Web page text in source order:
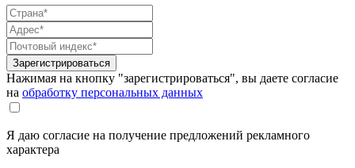
Зарегистрироваться
Нажимая на кнопку "зарегистрироваться", вы даете согласие
на обработку персональных данных
Я даю согласие на получение предложений рекламного
характера